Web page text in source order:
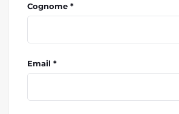
Cognome *
Email *